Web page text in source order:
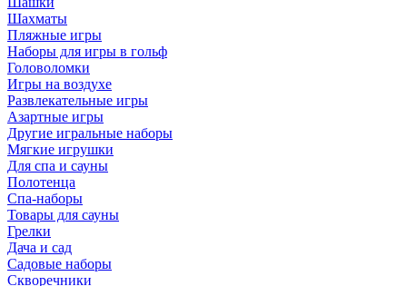
Шахматы
Пляжные игры
Наборы для игры в гольф
Головоломки
Игры на воздухе
Развлекательные игры
Азартные игры
Другие игральные наборы
Мягкие игрушки
Для спа и сауны
Полотенца
Спа-наборы
Товары для сауны
Грелки
Дача и сад
Садовые наборы
Скворечники